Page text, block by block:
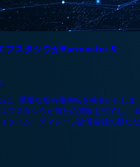
フスタシウがBurmester &
、重要な所有権移転を発表いたしま
フスタシウが当社の買収を完了し、ボ
タイム・デマレージ計算会社の新たな